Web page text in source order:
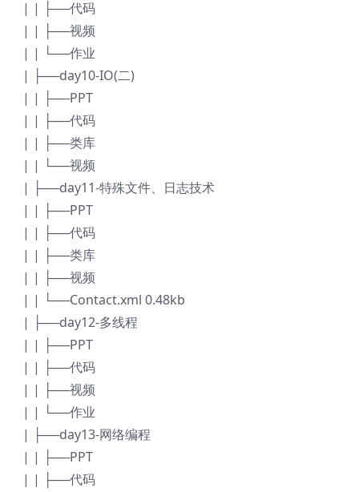
| | ├──代码
| | ├──视频
| | └──作业
| ├──day10-IO(二)
| | ├──PPT
| | ├──代码
| | ├──类库
| | └──视频
| ├──day11-特殊文件、日志技术
| | ├──PPT
| | ├──代码
| | ├──类库
| | ├──视频
| | └──Contact.xml 0.48kb
| ├──day12-多线程
| | ├──PPT
| | ├──代码
| | ├──视频
| | └──作业
| ├──day13-网络编程
| | ├──PPT
| | ├──代码